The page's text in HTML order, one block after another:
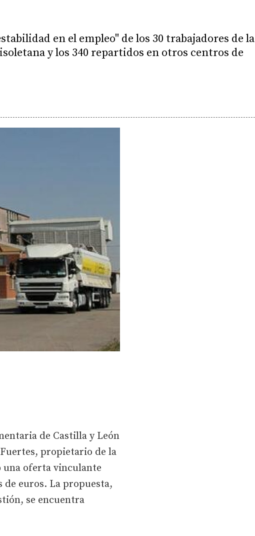
en el empleo" de los 30 trabajadores de la
y los 340 repartidos en otros centros de
de Castilla y León
propietario de la
una oferta vinculante
de euros. La propuesta,
se encuentra